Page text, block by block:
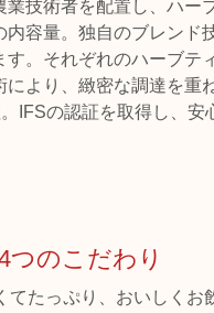
業技術者を配置し、ハ
内容量。独自のブレンド
。それぞれのハーブテ
より、緻密な調達を重
IFSの認証を取得し、安
つのこだわり
てたっぷり、おいしく